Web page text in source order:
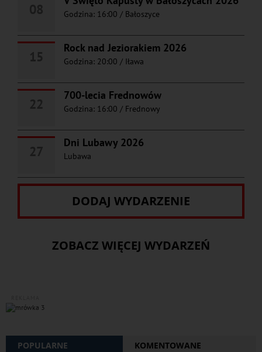
Godzina: 16:00 / Bałoszyce
Rock nad Jeziorakiem 2026
Godzina: 20:00 / Iława
700-lecia Frednowów
Godzina: 16:00 / Frednowy
Dni Lubawy 2026
Lubawa
DODAJ WYDARZENIE
ZOBACZ WIĘCEJ WYDARZEŃ
POPULARNE KOMENTOWANE